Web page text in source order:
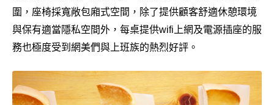
圍，座椅採寬敞包廂式空間，除了提供顧客舒適休憩環境
與保有適當隱私空間外，每桌提供wifi上網及電源插座的服
務也極度受到網美們與上班族的熱烈好評。